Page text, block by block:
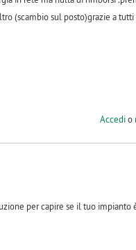
(scambio sul posto)grazie a
Accedio
per capire se il tuo